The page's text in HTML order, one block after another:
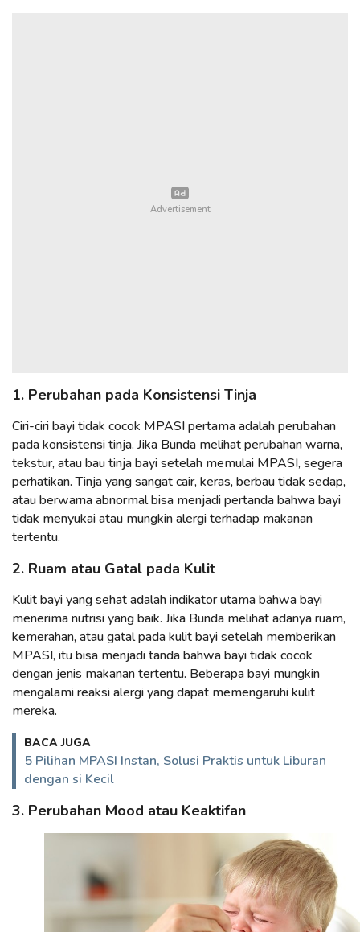
1. Perubahan pada Konsistensi Tinja
Ciri-ciri bayi tidak cocok MPASI pertama adalah perubahan
pada konsistensi tinja. Jika Bunda melihat perubahan warna,
tekstur, atau bau tinja bayi setelah memulai MPASI, segera
perhatikan. Tinja yang sangat cair, keras, berbau tidak sedap,
atau berwarna abnormal bisa menjadi pertanda bahwa bayi
tidak menyukai atau mungkin alergi terhadap makanan
tertentu.
2. Ruam atau Gatal pada Kulit
Kulit bayi yang sehat adalah indikator utama bahwa bayi
menerima nutrisi yang baik. Jika Bunda melihat adanya ruam,
kemerahan, atau gatal pada kulit bayi setelah memberikan
MPASI, itu bisa menjadi tanda bahwa bayi tidak cocok
dengan jenis makanan tertentu. Beberapa bayi mungkin
mengalami reaksi alergi yang dapat memengaruhi kulit
mereka.
BACA JUGA
5 Pilihan MPASI Instan, Solusi Praktis untuk Liburan
dengan si Kecil
3. Perubahan Mood atau Keaktifan